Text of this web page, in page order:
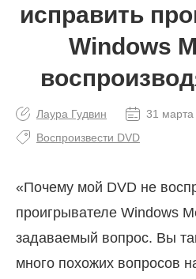
исправить
Windows
Лаура Гудвин
31 марта
Воспроизвести DVD
«Почему мой DVD не
проигрывателе Windows
задаваемый вопрос. Вы
много похожих вопросов